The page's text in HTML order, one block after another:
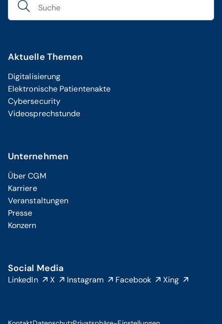
Aktuelle Themen
Digitalisierung
Elektronische Patientenakte
Cybersecurity
Videosprechstunde
Unternehmen
Über CGM
Karriere
Veranstaltungen
Presse
Konzern
Social Media
LinkedIn X Instagram Facebook Xing